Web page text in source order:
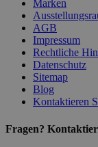
Marken
AGB
Impressum
Rechtliche
Datenschutz
Sitemap
Blog
Kontaktieren
Fragen?